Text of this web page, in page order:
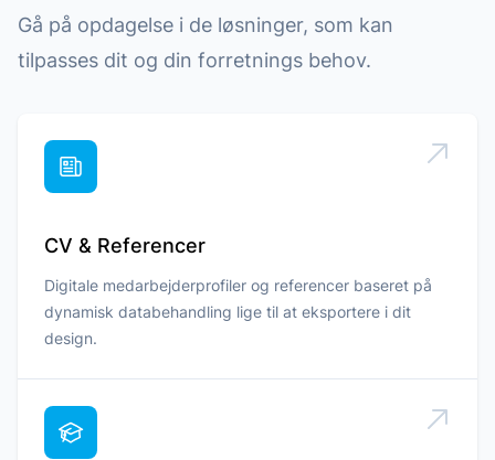
Gå på opdagelse i de løsninger, som kan
tilpasses dit og din forretnings behov.
CV & Referencer
Digitale medarbejderprofiler og referencer baseret på
dynamisk databehandling lige til at eksportere i dit
design.